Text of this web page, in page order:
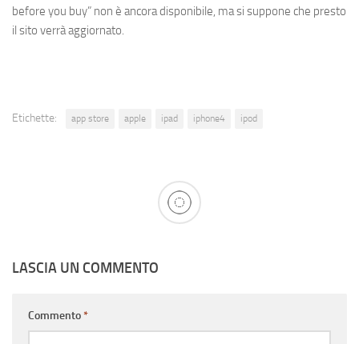
before you buy” non è ancora disponibile, ma si suppone che presto
il sito verrà aggiornato.
Etichette: app store apple ipad iphone4 ipod
LASCIA UN COMMENTO
Commento*